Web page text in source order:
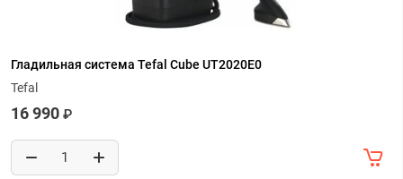
Гладильная система Tefal Сube UT2020E0
Tefal
16 990 ₽